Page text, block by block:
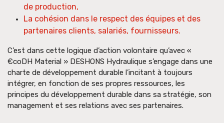
de production,
La cohésion dans le respect des équipes et des
partenaires clients, salariés, fournisseurs.
C’est dans cette logique d’action volontaire qu’avec «
€coDH Material » DESHONS Hydraulique s’engage dans une
charte de développement durable l’incitant à toujours
intégrer, en fonction de ses propres ressources, les
principes du développement durable dans sa stratégie, son
management et ses relations avec ses partenaires.